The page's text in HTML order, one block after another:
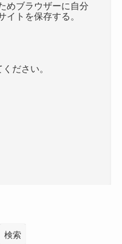
めブラウザーに自分
イトを保存する。
ださい。
検索